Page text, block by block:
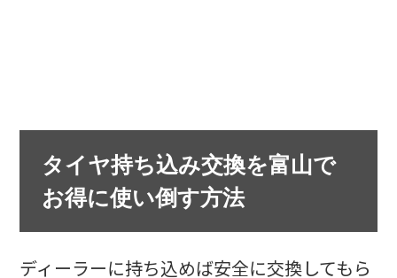
タイヤ持ち込み交換を富山で
お得に使い倒す方法
ディーラーに持ち込めば安全に交換してもら